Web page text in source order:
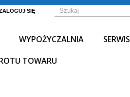
SIĘ
WYPOŻYCZALNIA SERWIS
TOWARU